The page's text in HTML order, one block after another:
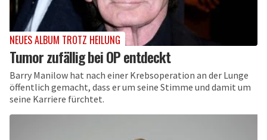
NEUES ALBUM TROTZ HEILUNG
Tumor zufällig bei OP entdeckt
Barry Manilow hat nach einer Krebsoperation an der Lunge
öffentlich gemacht, dass er um seine Stimme und damit um
seine Karriere fürchtet.